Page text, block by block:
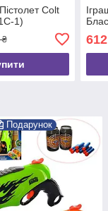
Colt
1)
₴ 612
Подарунок